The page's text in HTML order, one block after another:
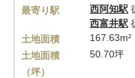
最寄り駅
西阿知駅
西富井駅
土地面積
167.63m²
土地面積
（坪）
50.70坪